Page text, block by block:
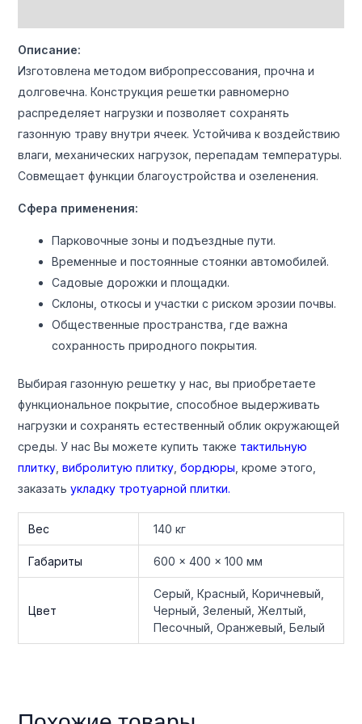
Описание:
Изготовлена методом вибропрессования, прочна и
долговечна. Конструкция решетки равномерно
распределяет нагрузки и позволяет сохранять
газонную траву внутри ячеек. Устойчива к воздействию
влаги, механических нагрузок, перепадам температуры.
Совмещает функции благоустройства и озеленения.
Сфера применения:
Парковочные зоны и подъездные пути.
Временные и постоянные стоянки автомобилей.
Садовые дорожки и площадки.
Склоны, откосы и участки с риском эрозии почвы.
Общественные пространства, где важна
сохранность природного покрытия.
Выбирая газонную решетку у нас, вы приобретаете
функциональное покрытие, способное выдерживать
нагрузки и сохранять естественный облик окружающей
среды. У нас Вы можете купить также тактильную
плитку, вибролитую плитку, бордюры , кроме этого,
заказать укладку тротуарной плитки.
Вес 140 кг
Габариты 600 × 400 × 100 мм
Цвет
Серый, Красный, Коричневый,
Черный, Зеленый, Желтый,
Песочный, Оранжевый, Белый